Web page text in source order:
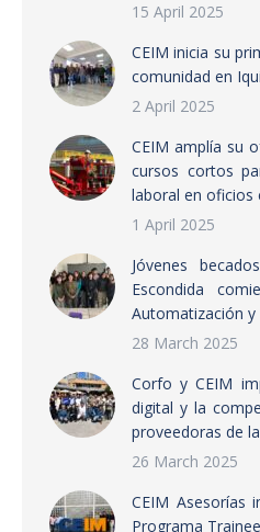
15 April 2025
CEIM inicia su
comunidad en
2 April 2025
CEIM amplía su
cursos cortos
laboral en oficios
1 April 2025
Jóvenes
Escondida
Automatización y
28 March 2025
Corfo y CEIM
digital y la
proveedoras de
26 March 2025
CEIM Asesorías
Programa